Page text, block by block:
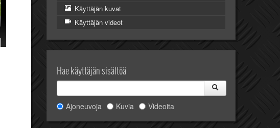
Käyttäjän kuvat
Käyttäjän videot
Hae käyttäjän sisältöä
Ajoneuvoja Kuvia Videoita